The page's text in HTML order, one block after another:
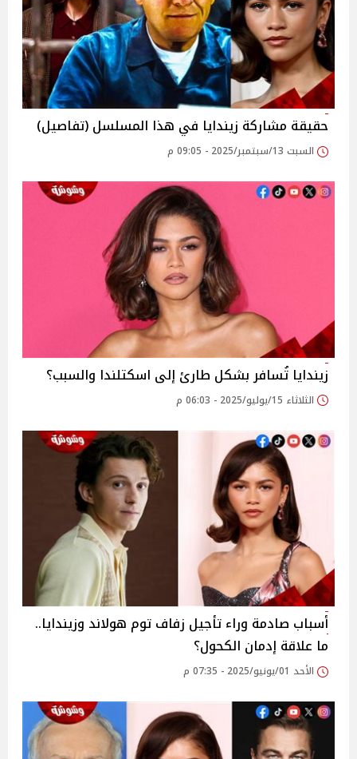
حقيقة مشاركة زيندايا في هذا المسلسل (تفاصيل)
السبت 13/سبتمبر/2025 - 09:05 م
زيندايا تُسافر بشكل طارئ إلى اسكتلندا والسبب؟
الثلاثاء 15/يوليو/2025 - 06:03 م
أسباب صادمة وراء تأجيل زفاف توم هولاند وزيندايا..
ما علاقة إدمان الكحول؟
الأحد 01/يونيو/2025 - 07:35 م